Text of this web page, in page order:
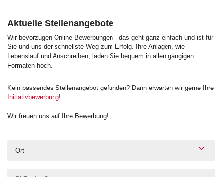
Aktuelle Stellenangebote
Wir bevorzugen Online-Bewerbungen - das geht ganz einfach und ist für
Sie und uns der schnellste Weg zum Erfolg. Ihre Anlagen, wie
Lebenslauf und Anschreiben, laden Sie bequem in allen gängigen
Formaten hoch.
Kein passendes Stellenangebot gefunden? Dann erwarten wir gerne Ihre
Initiativbewerbung!
Wir freuen uns auf Ihre Bewerbung!
Ort